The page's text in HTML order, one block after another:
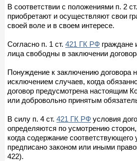
В соответствии с положениями п. 2 ст.
приобретают и осуществляют свои
своей воле и в своем интересе.
Согласно п. 1 ст. 421 ГК РФ граждане
лица свободны в заключении
Понуждение к заключению договора
исключением случаев, когда
договор предусмотрена настоящим
или добровольно принятым
В силу п. 4 ст. 421 ГК РФ условия
определяются по усмотрению
когда содержание соответствующего
предписано законом или иными
422).